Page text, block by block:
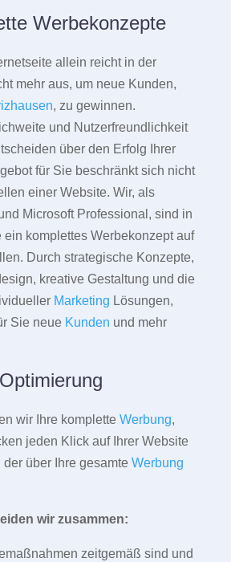
Werbekonzepte
allein reicht in der
mehr aus, um neue Kunden,
, zu gewinnen.
und Nutzerfreundlichkeit
über den Erfolg Ihrer
für Sie beschränkt sich nicht
einer Website. Wir, als
Microsoft Professional, sind in
ein komplettes Werbekonzept auf
Durch strategische Konzepte,
kreative Gestaltung und die
Marketing Lösungen,
Sie neue Kunden und mehr
Optimierung
wir Ihre komplette Werbung,
jeden Klick auf Ihrer Website
der über Ihre gesamte Werbung
wir zusammen:
zeitgemäß sind und